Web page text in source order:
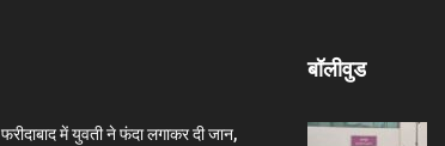
फरीदाबाद में युवती ने फंदा लगाकर दी जान,
बॉलीवुड